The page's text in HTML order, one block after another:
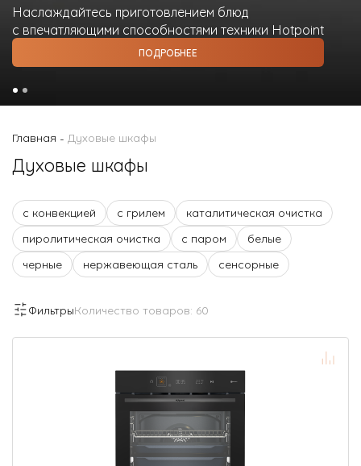
Сервис
Наслаждайтесь приготовлением блюд
с впечатляющими способностями техники Hotpoint
ПОДРОБНЕЕ
Главная - Духовые шкафы
Духовые шкафы
с конвекцией с грилем
каталитическая очистка
пиролитическая очистка
с паром
белые
черные
нержавеющая сталь сенсорные
ФильтрыКоличество товаров: 60